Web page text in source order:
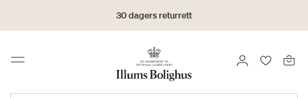
30 dagers returrett
Menu LOGG INN